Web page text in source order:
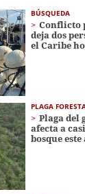
BÚSQUEDA
Conflicto
deja dos
el Caribe
PLAGA
Plaga del
afecta a
bosque este